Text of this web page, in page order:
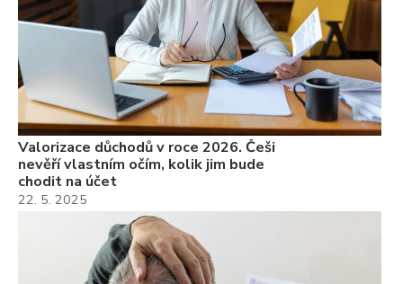
Valorizace důchodů v roce 2026. Češi
nevěří vlastním očím, kolik jim bude
chodit na účet
22. 5. 2025